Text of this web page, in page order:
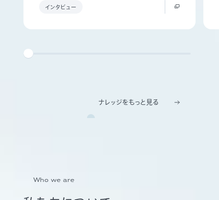
インタビュー
ナレッジをもっと見る
Who we are